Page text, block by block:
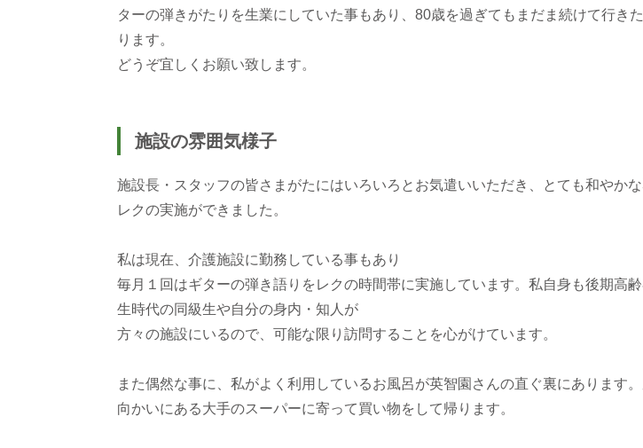
ターの弾きがたりを生業にしていた事もあり、80歳を過ぎてもまだま続けて行き
ります。
どうぞ宜しくお願い致します。
施設の雰囲気様子
施設長・スタッフの皆さまがたにはいろいろとお気遣いいただき、とても和やか
レクの実施ができました。
私は現在、介護施設に勤務している事もあり
毎月１回はギターの弾き語りをレクの時間帯に実施しています。私自身も後期高
生時代の同級生や自分の身内・知人が
方々の施設にいるので、可能な限り訪問することを心がけています。
また偶然な事に、私がよく利用しているお風呂が英智園さんの直ぐ裏にあります
向かいにある大手のスーパーに寄って買い物をして帰ります。